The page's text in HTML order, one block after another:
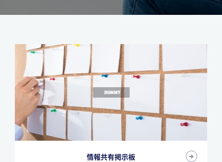
情報共有掲示板